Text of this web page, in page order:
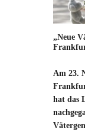
„Neue
Am 23.
hat das